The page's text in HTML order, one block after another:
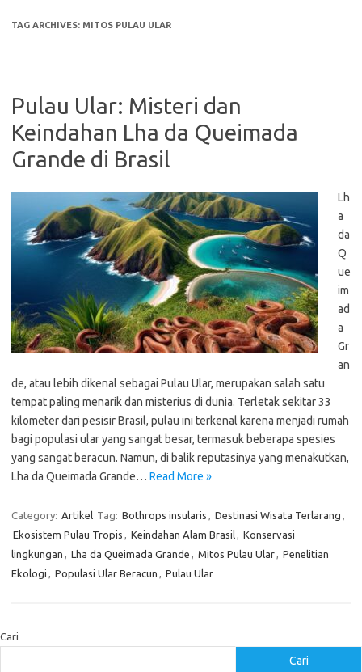
TAG ARCHIVES: MITOS PULAU ULAR
Pulau Ular: Misteri dan
Keindahan Lha da Queimada
Grande di Brasil
Lh
a
da
Q
ue
im
ad
a
Gr
an
de, atau lebih dikenal sebagai Pulau Ular, merupakan salah satu
tempat paling menarik dan misterius di dunia. Terletak sekitar 33
kilometer dari pesisir Brasil, pulau ini terkenal karena menjadi rumah
bagi populasi ular yang sangat besar, termasuk beberapa spesies
yang sangat beracun. Namun, di balik reputasinya yang menakutkan,
Lha da Queimada Grande… Read More »
Category: Artikel Tag: Bothrops insularis , Destinasi Wisata Terlarang ,
Ekosistem Pulau Tropis , Keindahan Alam Brasil, Konservasi
lingkungan , Lha da Queimada Grande , Mitos Pulau Ular, Penelitian
Ekologi , Populasi Ular Beracun , Pulau Ular
Cari
Cari